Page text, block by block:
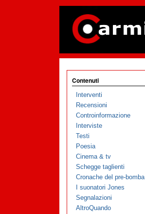
Contenuti
Interventi
Recensioni
Controinformazione
Interviste
Testi
Poesia
Cinema & tv
Schegge taglienti
Cronache del pre-bomba
I suonatori Jones
Segnalazioni
AltroQuando